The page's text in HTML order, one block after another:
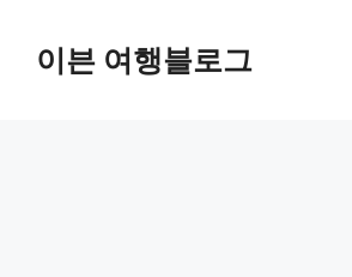
이븐 여행블로그